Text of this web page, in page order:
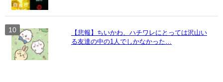
【悲報】ちいかわ、ハチワレにとっては沢山い
る友達の中の1人でしかなかった…